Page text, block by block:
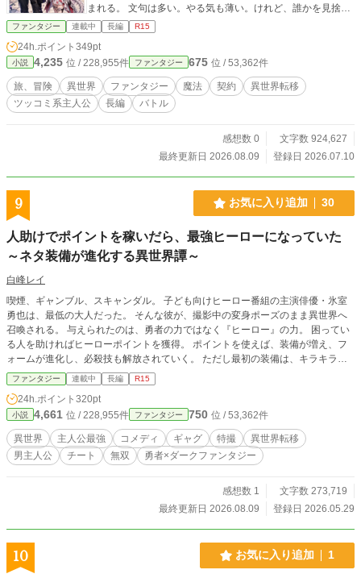
まれる。 文句は多い。やる気も薄い。けれど、誰かを見捨て
る選択肢だけは最初からない。 強制契約から始まる、ツッコ
ミ満載の異世界冒険ファンタジー、開幕！
ファンタジー 連載中 長編 R15
24h.ポイント 349pt
小説 4,235 位 / 228,955件 ファンタジー 675 位 / 53,362件
旅、冒険 異世界 ファンタジー 魔法 契約
異世界転移
ツッコミ系主人公
長編 バトル
感想数 0
文字数 924,627
最終更新日 2026.08.09
登録日 2026.07.10
9 お気に入り追加 30
人助けでポイントを稼いだら、最強ヒーローになっていた
～ネタ装備が進化する異世界譚～
白峰レイ
喫煙、ギャンブル、スキャンダル。 子ども向けヒーロー番組の主演俳優・氷室
勇也は、最低の大人だった。 そんな彼が、撮影中の変身ポーズのまま異世界へ
召喚される。 与えられたのは、勇者の力ではなく『ヒーロー』の力。 困ってい
る人を助ければヒーローポイントを獲得。 ポイントを使えば、装備が増え、フ
ォームが進化し、必殺技も解放されていく。 ただし最初の装備は、キラキラマ
スクに赤ブリーフ、黄ばんだタンクトップ、臭い軍手、穴の空いた靴下。 見た
目は最悪。 でも、誰かを助けるたびに確かに強くなる。 逃げたい。 関わりたく
ない。 面倒ごとはごめんだ。 それでも、目の前で困っている人を見捨てられな
い。 これは、演じるだけだった男が、人助けで最強ヒーローになっていく物
語。
ファンタジー 連載中 長編 R15
24h.ポイント 320pt
小説 4,661 位 / 228,955件 ファンタジー 750 位 / 53,362件
異世界 主人公最強 コメディ ギャグ 特撮
異世界転移
男主人公
チート 無双 勇者×ダークファンタジー
感想数 1
文字数 273,719
最終更新日 2026.08.09
登録日 2026.05.29
10 お気に入り追加 1